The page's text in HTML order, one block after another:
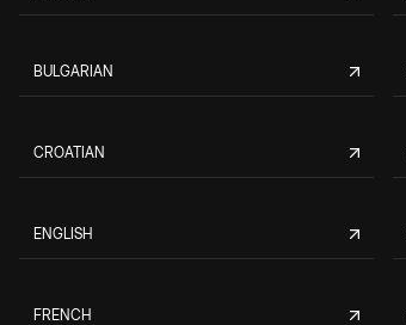
BULGARIAN
CROATIAN
ENGLISH
FRENCH